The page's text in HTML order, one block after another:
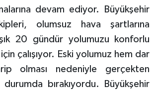
devam ediyor. Büyükşehir
olumsuz hava şartlarına
20 gündür yolumuzu konforlu
çalışıyor. Eski yolumuz hem dar
olması nedeniyle gerçekten
bırakıyordu. Büyükşehir